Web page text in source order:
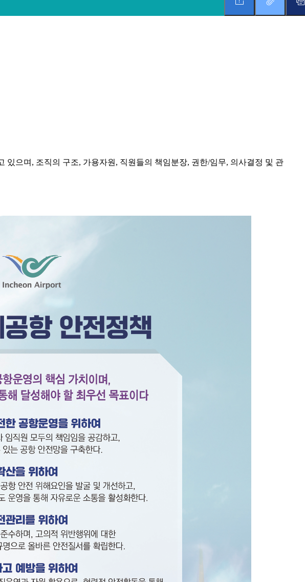
으며, 조직의 구조, 가용자원, 직원들의 책임분장, 권한/임무, 의사결정 및 관